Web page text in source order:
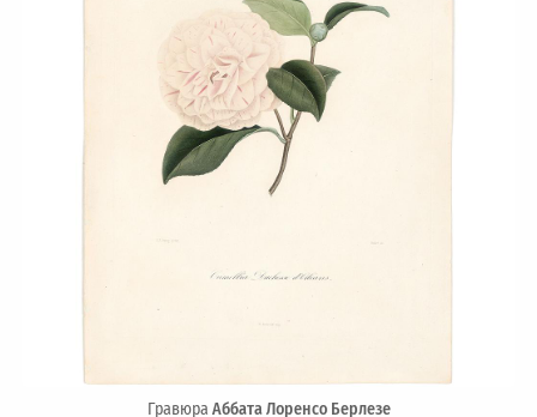
ГравюраАббата Лоренсо Берлезе